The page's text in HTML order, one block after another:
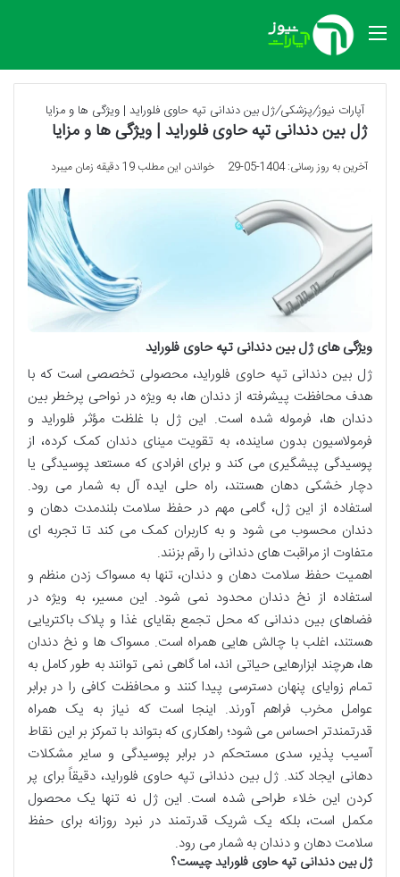
منو
آپارات نیوز/پزشکی/ژل بین دندانی تپه حاوی فلوراید | ویژگی ها و مزایا
ژل بین دندانی تپه حاوی فلوراید | ویژگی ها و مزایا
آخرین به روز رسانی: 1404-05-29 خواندن این مطلب 19 دقیقه زمان میبرد
ویژگی های ژل بین دندانی تپه حاوی فلوراید
ژل بین دندانی تپه حاوی فلوراید، محصولی تخصصی است که با
هدف محافظت پیشرفته از دندان ها، به ویژه در نواحی پرخطر بین
دندان ها، فرموله شده است. این ژل با غلظت مؤثر فلوراید و
فرمولاسیون بدون ساینده، به تقویت مینای دندان کمک کرده، از
پوسیدگی پیشگیری می کند و برای افرادی که مستعد پوسیدگی یا
دچار خشکی دهان هستند، راه حلی ایده آل به شمار می رود.
استفاده از این ژل، گامی مهم در حفظ سلامت بلندمدت دهان و
دندان محسوب می شود و به کاربران کمک می کند تا تجربه ای
متفاوت از مراقبت های دندانی را رقم بزنند.
اهمیت حفظ سلامت دهان و دندان، تنها به مسواک زدن منظم و
استفاده از نخ دندان محدود نمی شود. این مسیر، به ویژه در
فضاهای بین دندانی که محل تجمع بقایای غذا و پلاک باکتریایی
هستند، اغلب با چالش هایی همراه است. مسواک ها و نخ دندان
ها، هرچند ابزارهایی حیاتی اند، اما گاهی نمی توانند به طور کامل به
تمام زوایای پنهان دسترسی پیدا کنند و محافظت کافی را در برابر
عوامل مخرب فراهم آورند. اینجا است که نیاز به یک همراه
قدرتمندتر احساس می شود؛ راهکاری که بتواند با تمرکز بر این نقاط
آسیب پذیر، سدی مستحکم در برابر پوسیدگی و سایر مشکلات
دهانی ایجاد کند. ژل بین دندانی تپه حاوی فلوراید، دقیقاً برای پر
کردن این خلاء طراحی شده است. این ژل نه تنها یک محصول
مکمل است، بلکه یک شریک قدرتمند در نبرد روزانه برای حفظ
سلامت دهان و دندان به شمار می رود.
ژل بین دندانی تپه حاوی فلوراید چیست؟